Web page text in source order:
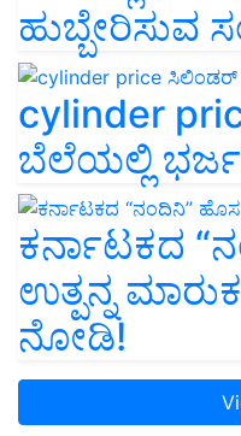
ಹುಬ್ಬೇರಿಸುವ
cylinder
ಬೆಲೆಯಲ್ಲಿ
ಕರ್ನಾಟಕದ
ಉತ್ಪನ್ನ
ನೋಡಿ!